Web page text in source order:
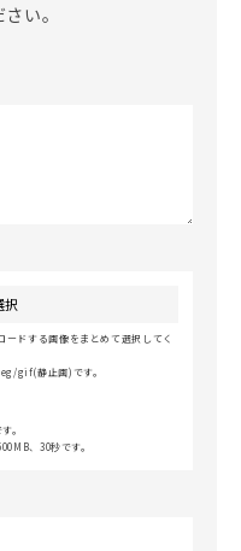
い。
択
ドする画像をまとめて選択してく
gif(静止画)です。
。
、30秒です。